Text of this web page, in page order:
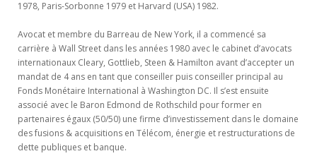
1978, Paris-Sorbonne 1979 et Harvard (USA) 1982.
Avocat et membre du Barreau de New York, il a commencé sa
carrière à Wall Street dans les années 1980 avec le cabinet d’avocats
internationaux Cleary, Gottlieb, Steen & Hamilton avant d’accepter un
mandat de 4 ans en tant que conseiller puis conseiller principal au
Fonds Monétaire International à Washington DC. Il s’est ensuite
associé avec le Baron Edmond de Rothschild pour former en
partenaires égaux (50/50) une firme d’investissement dans le domaine
des fusions & acquisitions en Télécom, énergie et restructurations de
dette publiques et banque.